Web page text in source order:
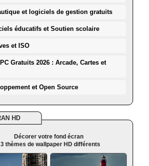
et logiciels de gestion gratuits
éducatifs et Soutien scolaire
et ISO
Gratuits 2026 : Arcade, Cartes et
et Open Source
HD
Décorer votre fond écran
thèmes de wallpaper HD différents